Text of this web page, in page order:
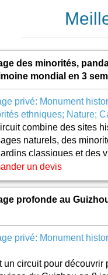
des minorités,
mondial en 3
privé: Monument
ethniques; Nature;
combine des sites
naturels, des
classiques et des
A travers ce circuit
de connaître un peu
un devis
profonde au
privé: Monument
un circuit pour découvrir